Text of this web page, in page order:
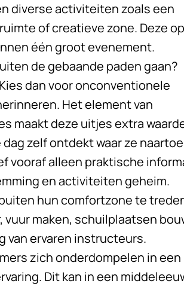
diverse activiteiten zoals een
of creatieve zone. Deze
één groot evenement.
de gebaande paden gaan?
dan voor onconventionele
Het element van
maakt deze uitjes extra
zelf ontdekt waar ze naartoe
vooraf alleen praktische
en activiteiten geheim.
hun comfortzone te
vuur maken, schuilplaatsen
van ervaren instructeurs.
zich onderdompelen in een
Dit kan in een